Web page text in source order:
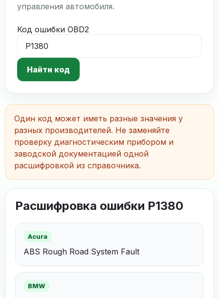
управления автомобиля.
Код ошибки OBD2
Найти код
Один код может иметь разные значения у
разных производителей. Не заменяйте
проверку диагностическим прибором и
заводской документацией одной
расшифровкой из справочника.
Расшифровка ошибки P1380
Acura
ABS Rough Road System Fault
BMW